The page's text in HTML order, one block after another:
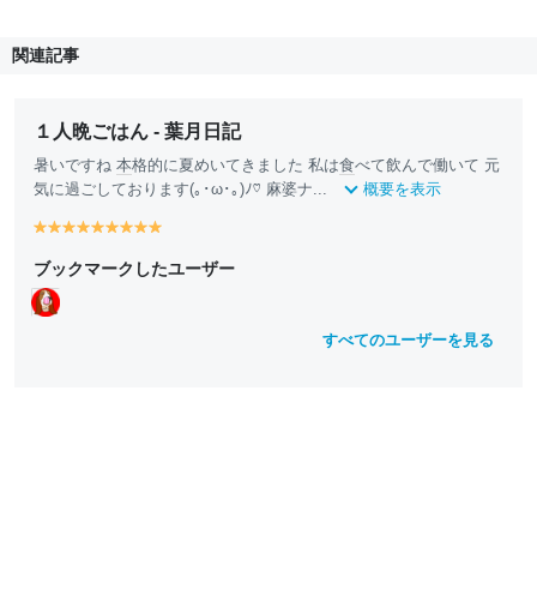
関連記事
１人晩ごはん - 葉月日記
暑いですね 本格的に夏めいてきました 私は食べて飲んで働いて 元
気に過ごしております(｡･ω･｡)ﾉ♡ 麻婆ナ...
概要を表示
y
ll
o
w
y
ll
o
w
y
ll
y
ll
y
ll
y
ll
y
ll
y
ll ll
ブックマークしたユーザー
すべてのユーザーを見る